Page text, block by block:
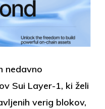
nedavno
Sui Layer-1, ki želi
verig blokov,